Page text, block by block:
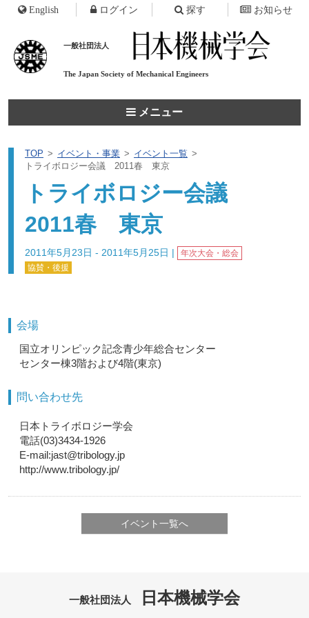
一般社団法人
The Japan Society of Mechanical Engineers
メニュー
English ログイン 探す お知らせ
TOP イベント・事業
イベント一覧
トライボロジー会議 2011春 東京
トライボロジー会議
2011春 東京
2011年5月23日 - 2011年5月25日 |
年次大会・総会
協賛・後援
会場
国立オリンピック記念青少年総合センター
センター棟3階および4階(東京)
問い合わせ先
日本トライボロジー学会
電話(03)3434-1926
E-mail:jast@tribology.jp
http://www.tribology.jp/
イベント一覧へ
一般社団法人 日本機械学会